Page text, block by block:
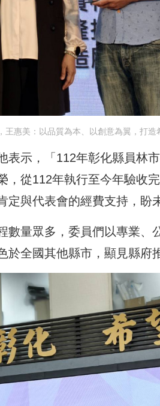
王惠美：以品質為本、以創意為翼，打
表示，「112年彰化縣員林
，從112年執行至今年驗收
與代表會的經費支持，盼
數量眾多，委員們以專業、
全國其他縣市，顯見縣府